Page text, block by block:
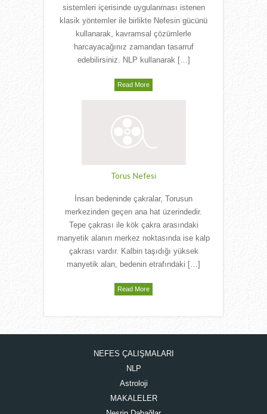
sistemleri içerisinde uygulanması istenen
klasik yöntemler ile birlikte Nefesin gücünü
kullanarak, kavramsal çözümlerle
harcayacağınız zamandan tasarruf
edebilirsiniz. NLP kullanarak […]
Read More
Torus Nefesi
İnsan bedeninde çakralar, Torusun
merkezinden geçen ana hat üzerindedir.
Tepe çakrası ile kök çakra arasındaki
manyetik alanın merkez noktasında ise kalp
çakrası vardır. Kalbin taşıdığı yüksek
manyetik alan, bedenin etrafındaki […]
Read More
NEFES ÇALIŞMALARI
NLP
Astroloji
MAKALELER